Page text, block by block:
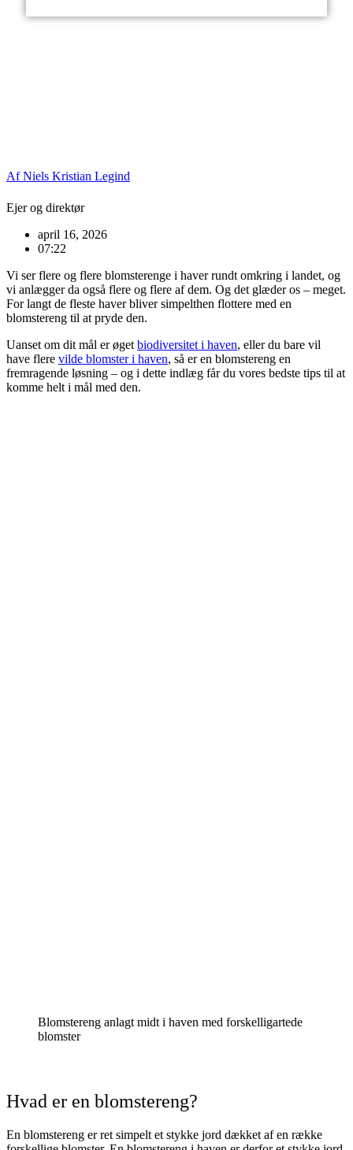
Af Niels Kristian Legind
Ejer og direktør
april 16, 2026
07:22
Vi ser flere og flere blomsterenge i haver rundt omkring i landet, og
vi anlægger da også flere og flere af dem. Og det glæder os – meget.
For langt de fleste haver bliver simpelthen flottere med en
blomstereng til at pryde den.
Uanset om dit mål er øget biodiversitet i haven, eller du bare vil
have flere vilde blomster i haven, så er en blomstereng en
fremragende løsning – og i dette indlæg får du vores bedste tips til at
komme helt i mål med den.
Blomstereng anlagt midt i haven med forskelligartede
blomster
Hvad er en blomstereng?
En blomstereng er ret simpelt et stykke jord dækket af en række